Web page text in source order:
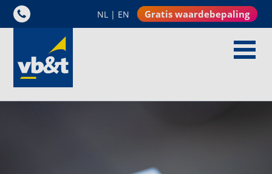
NL | EN Gratis waardebepaling